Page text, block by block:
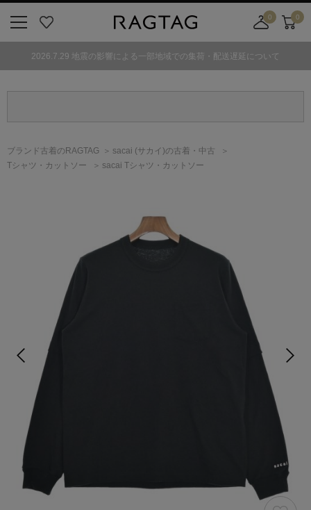
気
0
舗
カ
0
2026.7.29 地震の影響による一部地域での集荷・配送遅延について
ブランド古着のRAGTAG sacai (サカイ)の古着・中古
Tシャツ・カットソー
sacai Tシャツ・カットソー